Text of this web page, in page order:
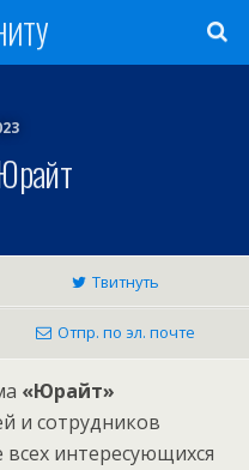
Твитнуть
Отпр. по эл. почте
«Юрайт»
и сотрудников
интересующихся